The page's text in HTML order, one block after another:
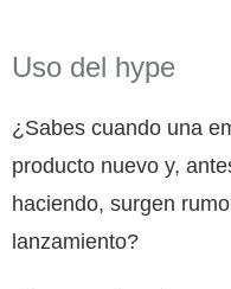
Uso del hype
¿Sabes cuando una
producto nuevo y,
haciendo, surgen
lanzamiento?